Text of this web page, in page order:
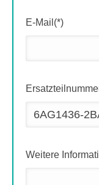
E-Mail(*)
Weitere